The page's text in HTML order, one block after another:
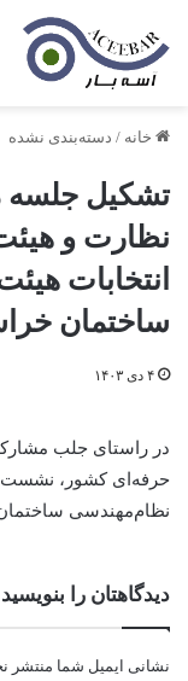
خانه / دسته‌بندی نشده
تشکیل جلسه
نظارت و
انتخابات
ساختمان
۴ دی ۱۴۰۳
در راستای جلب
حرفه‌ای کشور، نشست
نظام‌مهندسی
دیدگاهتان را بنویسید
نشانی ایمیل شما منتشر